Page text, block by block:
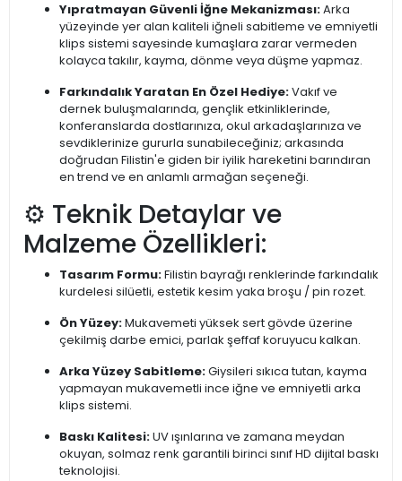
Yıpratmayan Güvenli İğne Mekanizması:Arka
yüzeyinde yer alan kaliteli iğneli sabitleme ve emniyetli
klips sistemi sayesinde kumaşlara zarar vermeden
kolayca takılır, kayma, dönme veya düşme yapmaz.
Farkındalık Yaratan En Özel Hediye:Vakıf ve
dernek buluşmalarında, gençlik etkinliklerinde,
konferanslarda dostlarınıza, okul arkadaşlarınıza ve
sevdiklerinize gururla sunabileceğiniz; arkasında
doğrudan Filistin'e giden bir iyilik hareketini barındıran
en trend ve en anlamlı armağan seçeneği.
⚙️ Teknik Detaylar ve
Malzeme Özellikleri:
Tasarım Formu:Filistin bayrağı renklerinde farkındalık
kurdelesi silüetli, estetik kesim yaka broşu / pin rozet.
Ön Yüzey:Mukavemeti yüksek sert gövde üzerine
çekilmiş darbe emici, parlak şeffaf koruyucu kalkan.
Arka Yüzey Sabitleme:Giysileri sıkıca tutan, kayma
yapmayan mukavemetli ince iğne ve emniyetli arka
klips sistemi.
Baskı Kalitesi:UV ışınlarına ve zamana meydan
okuyan, solmaz renk garantili birinci sınıf HD dijital baskı
teknolojisi.